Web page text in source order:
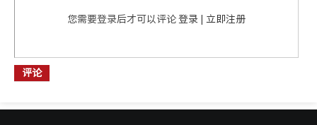
您需要登录后才可以评论 登录| 立即注册
评论